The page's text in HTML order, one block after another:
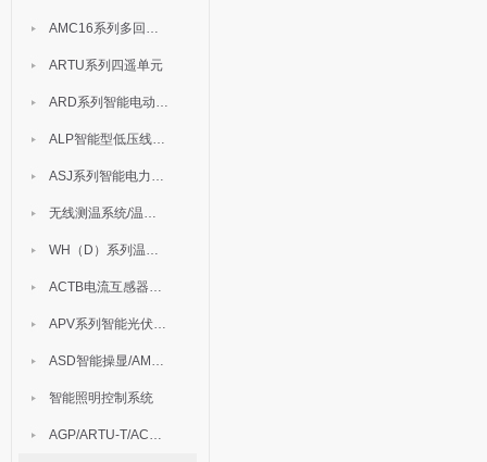
AMC16系列多回路监控装置
ARTU系列四遥单元
ARD系列智能电动机保护器
ALP智能型低压线路保护装置
ASJ系列智能电力继电器
无线测温系统/温度巡检
WH（D）系列温湿度控制器
ACTB电流互感器过电压保护器
APV系列智能光伏汇流箱
ASD智能操显/AM中压保护
智能照明控制系统
AGP/ARTU-T/ACM/ADDC